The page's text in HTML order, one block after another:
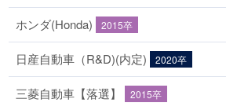
ホンダ(Honda) 2015卒
日産自動車（R&D)(内定) 2020卒
三菱自動車【落選】 2015卒